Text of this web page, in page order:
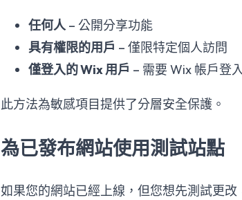
任何人– 公開分享功能
具有權限的用戶 – 僅限特定個人訪問
僅登入的 Wix 用戶 – 需要 Wix 帳戶登
此方法為敏感項目提供了分層安全保護。
為已發布網站使用測試站點
如果您的網站已經上線，但您想先測試更改